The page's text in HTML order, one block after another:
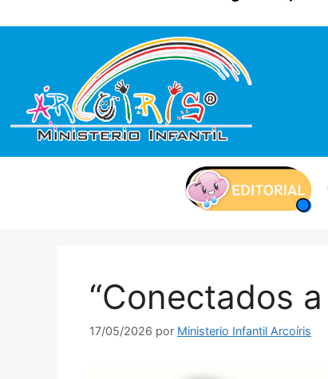
“Conectados a
17/05/2026 por Ministerio Infantil Arcoíris